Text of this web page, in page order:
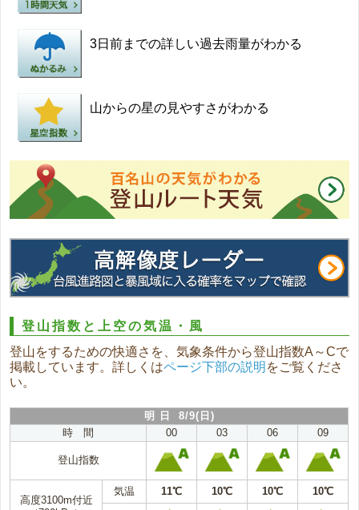
3日前までの詳しい過去雨量がわかる
山からの星の見やすさがわかる
登山指数と上空の気温・風
登山をするための快適さを、気象条件から登山指数A～Cで
掲載しています。詳しくはページ下部の説明 をご覧くださ
い。
明 日 8/9(日)
時 間
00 03 06 09
登山指数
高度3100m付近
気温 11℃ 10℃ 10℃ 10℃